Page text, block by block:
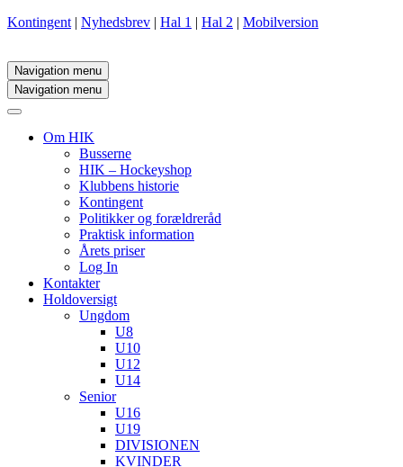
Kontingent | Nyhedsbrev | Hal 1 | Hal 2 | Mobilversion
Navigation menu
Navigation menu
Om HIK
Busserne
HIK – Hockeyshop
Klubbens historie
Kontingent
Politikker og forældreråd
Praktisk information
Årets priser
Log In
Kontakter
Holdoversigt
Ungdom
U8
U10
U12
U14
Senior
U16
U19
DIVISIONEN
KVINDER